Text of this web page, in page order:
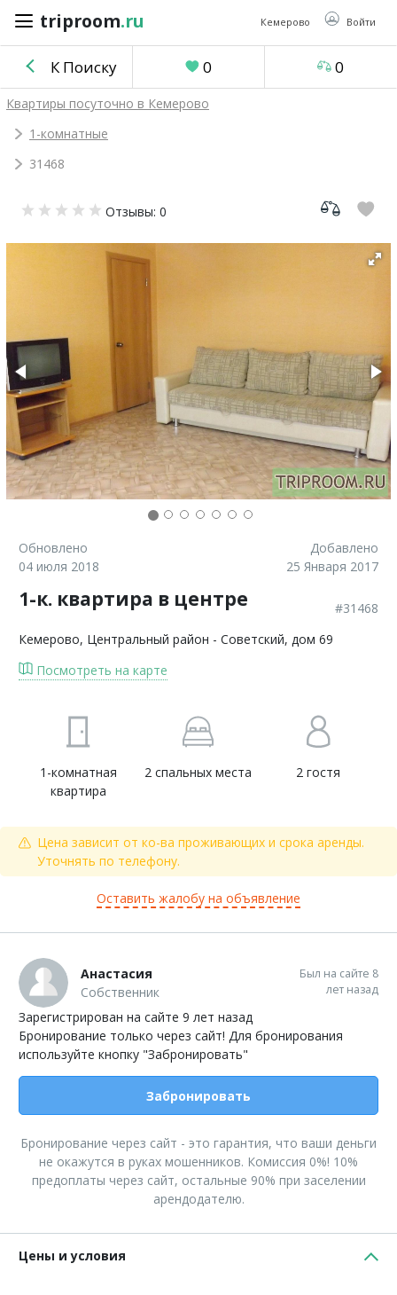
triproom.ru Кемерово Войти
triproom .ru
Российский
Войти / Зарегистрироваться
объявление
К Поиску 0 0
Квартиры посуточно в Кемерово
1-комнатные
31468
Отзывы: 0
Обновлено
04 июля 2018
Добавлено
25 Января 2017
1-к. квартира в центре
#31468
Кемерово, Центральный район - Советский, дом 69
Посмотреть на карте
1-комнатная
квартира
2 спальных места 2 гостя
Цена зависит от ко-ва проживающих и срока аренды.
Уточнять по телефону.
Оставить жалобу на объявление
Анастасия
Собственник
Был на сайте 8
лет назад
Зарегистрирован на сайте 9 лет назад
Бронирование только через сайт! Для бронирования
используйте кнопку "Забронировать"
Забронировать
Бронирование через сайт - это гарантия, что ваши деньги
не окажутся в руках мошенников. Комиссия 0%! 10%
предоплаты через сайт, остальные 90% при заселении
арендодателю.
Цены и условия